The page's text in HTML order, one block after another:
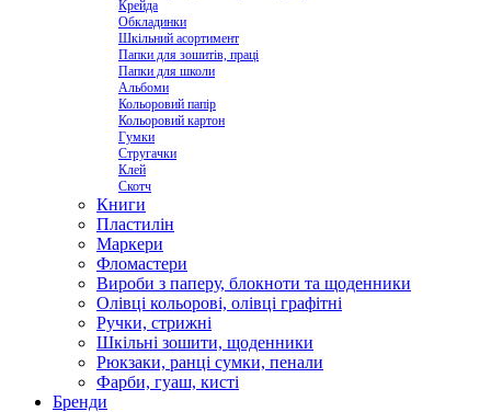
Крейда
Обкладинки
Шкільний асортимент
Папки для зошитів, праці
Папки для школи
Альбоми
Кольоровий папір
Кольоровий картон
Гумки
Стругачки
Клей
Скотч
Книги
Пластилін
Маркери
Фломастери
Вироби з паперу, блокноти та щоденники
Олівці кольорові, олівці графітні
Ручки, стрижні
Шкільні зошити, щоденники
Рюкзаки, ранці сумки, пенали
Фарби, гуаш, кисті
Бренди